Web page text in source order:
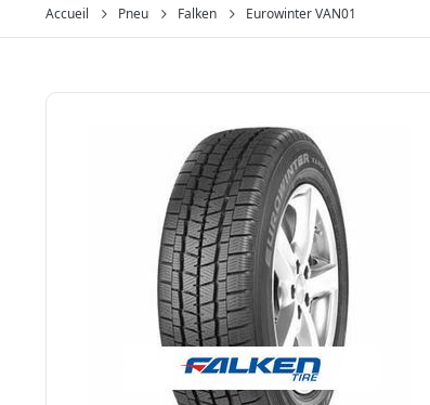
Accueil Pneu Falken Eurowinter VAN01